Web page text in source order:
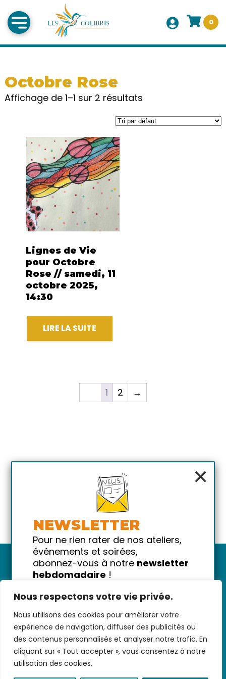
Nous respectons votre vie privée.
Nous utilisons des cookies pour améliorer votre
expérience de navigation, diffuser des publicités ou
des contenus personnalisés et analyser notre trafic. En
cliquant sur « Tout accepter », vous consentez à notre
utilisation des cookies.
0
Octobre Rose
Affichage de 1–1 sur 2 résultats
Lignes de Vie
pour Octobre
Rose // samedi, 11
octobre 2025,
14:30
LIRE LA SUITE
1 2 →
Nous contacter- CGV/CGU-Données
personnelles-Infos pratiques- FAQ
×
NEWSLETTER
Pour ne rien rater de nos ateliers,
événements et soirées,
abonnez-vous à notre newsletter
hebdomadaire !
!
Votre email